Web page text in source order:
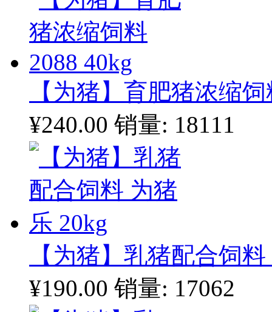
【为猪】育肥猪浓缩
¥240.00 销量: 18111
【为猪】乳猪配合饲
¥190.00 销量: 17062